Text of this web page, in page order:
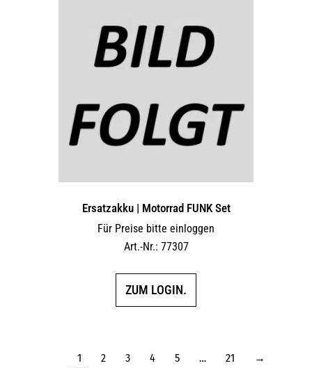
Ersatzakku | Motorrad FUNK Set
Für Preise bitte einloggen
Art.-Nr.: 77307
ZUM LOGIN.
1 2 3 4 5 … 21 →